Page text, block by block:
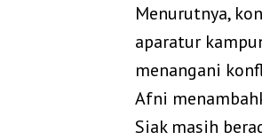
Menurutnya,
aparatur
menangani
Afni
Siak masih